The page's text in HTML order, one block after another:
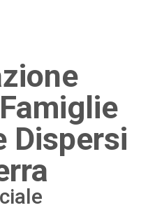
Dispersi